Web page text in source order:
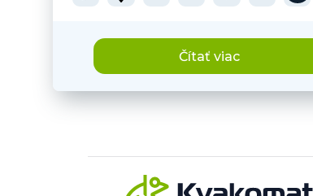
Čítať viac